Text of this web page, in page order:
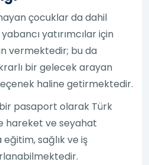
çocuklar da dahil
yatırımcılar için
vermektedir; bu da
bir gelecek arayan
haline getirmektedir.
pasaport olarak Türk
hareket ve seyahat
eğitim, sağlık ve iş